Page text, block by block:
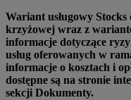
Wariant usługowy
krzyżowej wraz z
informacje dotyczące
usług oferowanych w
informacje o kosztach i
dostępne są na stronie
sekcji Dokumenty.